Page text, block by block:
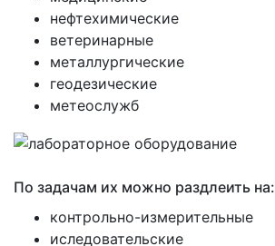
нефтехимические
ветеринарные
металлургические
геодезические
метеослужб
По задачам их можно раздлеить на:
контрольно-измерительные
иследовательские